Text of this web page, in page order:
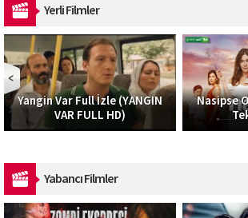
Yerli Filmler
(YANGIN
Nasipse Olur | Komedi Filmi
Tek Parça İzle
Yabancı Filmler